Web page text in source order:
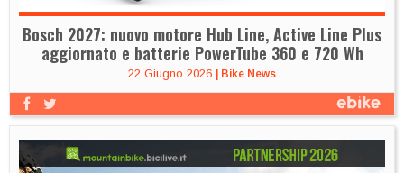
Bosch 2027: nuovo motore Hub Line, Active Line Plus
aggiornato e batterie PowerTube 360 e 720 Wh
22 Giugno 2026 | Bike News